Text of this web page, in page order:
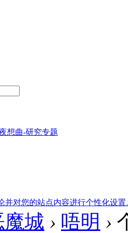
想曲-研究专题
并对您的站点内容进行个性化设置
城 › 唔明 ›